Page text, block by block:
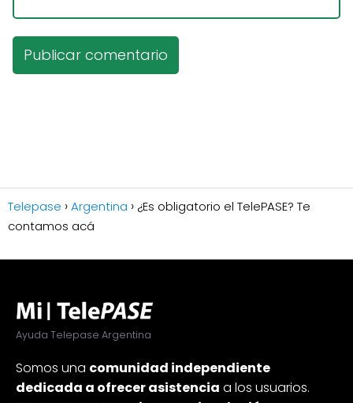
Telepase Argentina
¿Es obligatorio el TelePASE? Te
contamos acá
Ayuda Telepase Argentina
Somos una comunidad independiente
dedicada a ofrecer asistencia a los usuarios.